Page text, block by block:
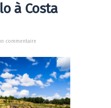
à Costa
commentaire